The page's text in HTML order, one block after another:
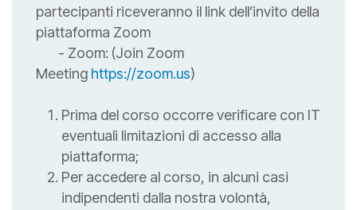
partecipanti riceveranno il link dell’invito della
piattaforma Zoom
- Zoom: (Join Zoom
Meeting https://zoom.us)
Prima del corso occorre verificare con IT
eventuali limitazioni di accesso alla
piattaforma;
Per accedere al corso, in alcuni casi
indipendenti dalla nostra volontà,